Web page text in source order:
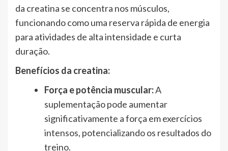
da creatina se concentra nos músculos,
funcionando como uma reserva rápida de energia
para atividades de alta intensidade e curta
duração.
Benefícios da creatina:
Força e potência muscular:A
suplementação pode aumentar
significativamente a força em exercícios
intensos, potencializando os resultados do
treino.